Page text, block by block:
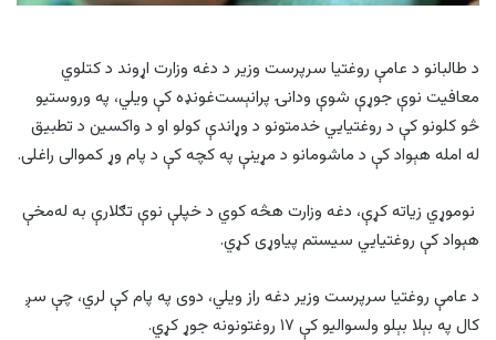
د طالبانو د عامې روغتیا سرپرست وزیر د دغه وزارت اړوند د کتلوي
معافیت نوې جوړې شوې ودانۍ پرانېست‌غونډه کې ویلي، په وروستیو
څو کلونو کې د روغتیایي خدمتونو د وړاندې کولو او د واکسین د تطبیق
له امله هېواد کې د ماشومانو د مړینې په کچه کې د پام وړ کموالی راغلی.
نوموړي زیاته کړې، دغه وزارت هڅه کوي د خپلې نوې تګلارې به له‌مخې
هېواد کې روغتیایي سیستم پیاوړی کړي.
د عامې روغتیا سرپرست وزیر دغه راز ویلي، دوی په پام کې لري، چې سږ
کال په بېلا بېلو ولسوالیو کې ۱۷ روغتونونه جوړ کړي.